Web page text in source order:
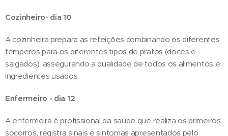
Cozinheiro- dia 10
A cozinheira prepara as refeições combinando os diferentes
temperos para os diferentes tipos de pratos (doces e
salgados), assegurando a qualidade de todos os alimentos e
ingredientes usados.
Enfermeiro - dia 12
A enfermeira é profissional da saúde que realiza os primeiros
socorros, registra sinais e sintomas apresentados pelo